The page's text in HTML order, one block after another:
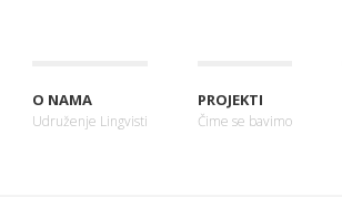
O NAMA
Udruženje Lingvisti
PROJEKTI
Čime se bavimo